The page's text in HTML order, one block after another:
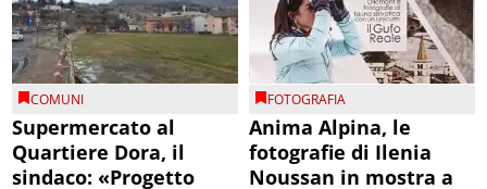
COMUNI
Supermercato al
Quartiere Dora, il
sindaco: «Progetto
FOTOGRAFIA
Anima Alpina, le
fotografie di Ilenia
Noussan in mostra a